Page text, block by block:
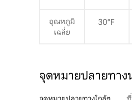
อุณหภูมิ
เฉลี่ย
30°F
จุดหมายปลายทาง